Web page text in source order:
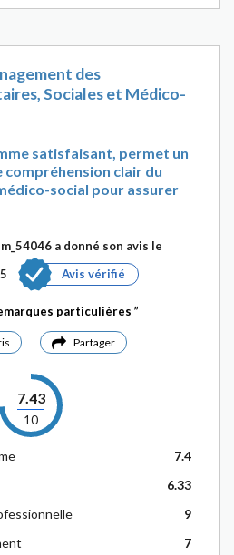
des
Sociales et Médico-
satisfaisant, permet un
clair du
social pour assurer
a donné son avis le
Avis vérifié
particulières
Partager
7.43
10
7.4
6.33
9
7